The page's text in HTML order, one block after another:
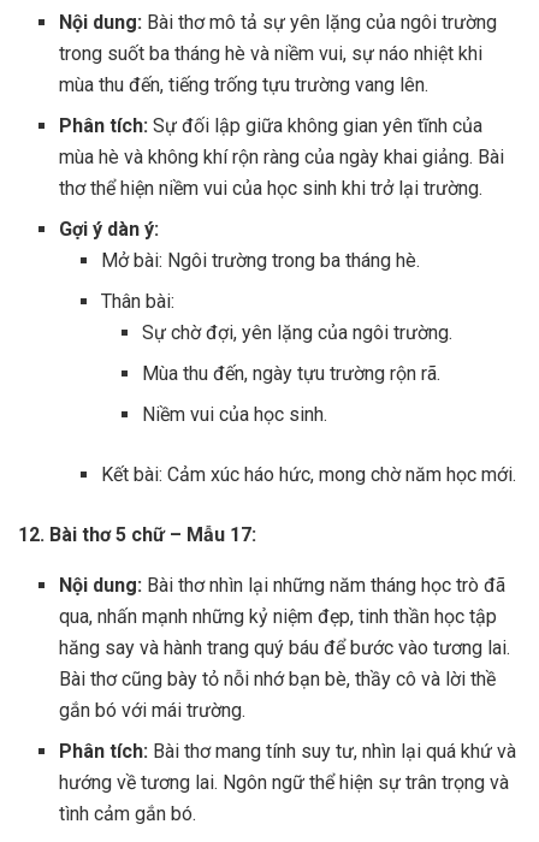
Nội dung: Bài thơ mô tả sự yên lặng của ngôi trường
trong suốt ba tháng hè và niềm vui, sự náo nhiệt khi
mùa thu đến, tiếng trống tựu trường vang lên.
Phân tích: Sự đối lập giữa không gian yên tĩnh của
mùa hè và không khí rộn ràng của ngày khai giảng. Bài
thơ thể hiện niềm vui của học sinh khi trở lại trường.
Gợi ý dàn ý:
Mở bài: Ngôi trường trong ba tháng hè.
Thân bài:
Sự chờ đợi, yên lặng của ngôi trường.
Mùa thu đến, ngày tựu trường rộn rã.
Niềm vui của học sinh.
Kết bài: Cảm xúc háo hức, mong chờ năm học mới.
12. Bài thơ 5 chữ – Mẫu 17:
Nội dung: Bài thơ nhìn lại những năm tháng học trò đã
qua, nhấn mạnh những kỷ niệm đẹp, tinh thần học tập
hăng say và hành trang quý báu để bước vào tương lai.
Bài thơ cũng bày tỏ nỗi nhớ bạn bè, thầy cô và lời thề
gắn bó với mái trường.
Phân tích: Bài thơ mang tính suy tư, nhìn lại quá khứ và
hướng về tương lai. Ngôn ngữ thể hiện sự trân trọng và
tình cảm gắn bó.